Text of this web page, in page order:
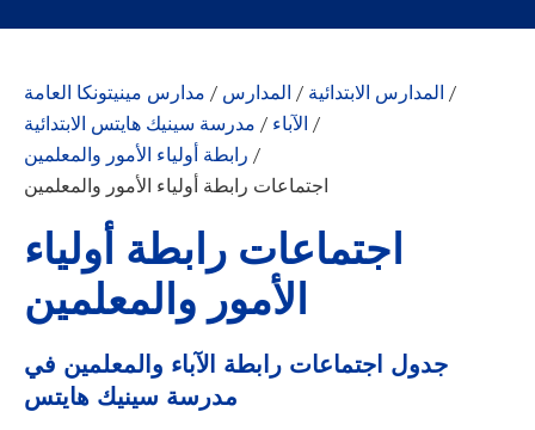
مدارس مينيتونكا العامة / المدارس / المدارس الابتدائية /
مدرسة سينيك هايتس الابتدائية / الآباء /
رابطة أولياء الأمور والمعلمين /
اجتماعات رابطة أولياء الأمور والمعلمين
اجتماعات رابطة أولياء
الأمور والمعلمين
جدول اجتماعات رابطة الآباء والمعلمين في
مدرسة سينيك هايتس